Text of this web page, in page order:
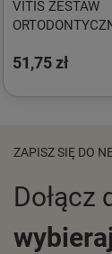
VITIS ZESTAW
pasta 100ml +
szczoteczka
51,75 zł
ZAPISZ SIĘ DO
Dołącz